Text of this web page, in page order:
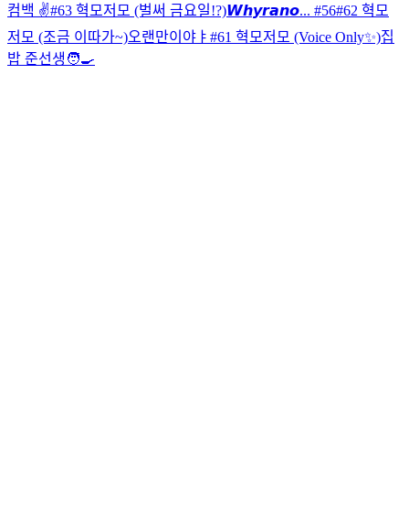
컴백 ✌️#63 혁모저모 (벌써 금요일!?)𝙒𝙝𝙮𝙧𝙖𝙣𝙤... #56#62 혁모
저모 (조금 이따가~)오랜만이야ㅑ #61 혁모저모 (Voice Only✨)집
밥 준선생🧑‍🍳